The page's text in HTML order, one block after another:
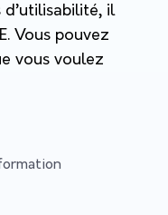
il
Vous pouvez
vous voulez